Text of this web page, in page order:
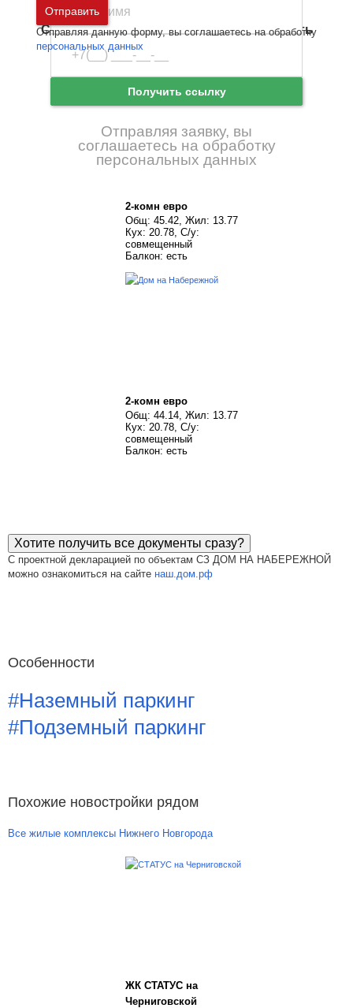
Москва и
Московская область
Санкт-Петербург иЛенинградская область
Войти Забыли пароль
Ещё нет аккаунта?
Зарегистрироваться
4-комн евро
Общ: 84.45, Жил: 36.1
Кух: 23.92, С/у:
раздельный
Балкон: есть
2-комн евро
Общ: 45.42, Жил: 13.77
Кух: 20.78, С/у:
совмещенный
Балкон: есть
2-комн евро
Общ: 44.14, Жил: 13.77
Кух: 20.78, С/у:
совмещенный
Балкон: есть
Хотите получить все документы сразу?
С проектной декларацией по объектам СЗ ДОМ НА НАБЕРЕЖНОЙ
можно ознакомиться на сайте наш.дом.рф
Особенности
#Наземный паркинг
#Подземный паркинг
Похожие новостройки рядом
Все жилые комплексы Нижнего Новгорода
ЖК СТАТУС на
Черниговской
Получить ссылку
Отправляя заявку, вы
соглашаетесь на обработку
персональных данных
Отправить
Отправляя данную форму, вы соглашаетесь на обработку
персональных данных